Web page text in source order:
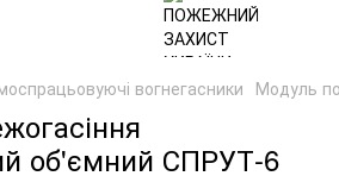
вогнегасники Модуль
об'ємний СПРУТ-6